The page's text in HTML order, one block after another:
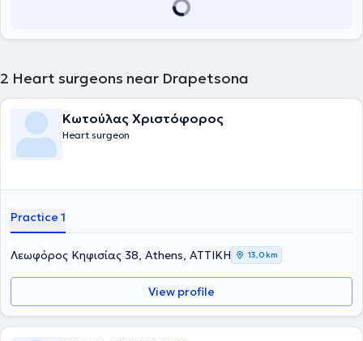
2 Heart surgeons near Drapetsona
Κωτούλας Χριστόφορος
Heart surgeon
Practice 1
Λεωφόρος Κηφισίας 38, Athens, ΑΤΤΙΚΗ 13,0 km
View profile